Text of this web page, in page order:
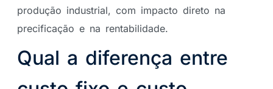
produção industrial, com impacto direto na
precificação e na rentabilidade.
Qual a diferença entre